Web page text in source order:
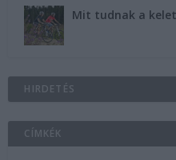
Mit tudnak a
HIRDETÉS
CÍMKÉK